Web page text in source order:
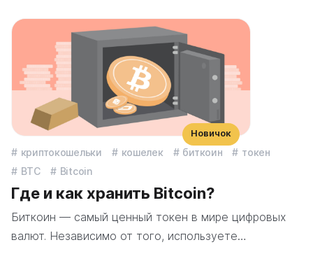
криптокошельки кошелек биткоин
токен
BTC
Bitcoin
Где и как хранить Bitcoin?
Биткоин — самый ценный токен в мире цифровых
валют. Независимо от того, используете…
Новичок